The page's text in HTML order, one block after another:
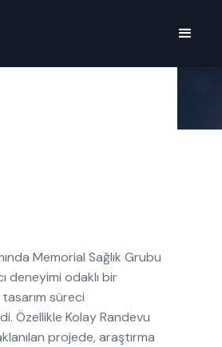
Web Sitesi
Memorial Sağlık Grubu
deneyimi odaklı bir
süreci
Özellikle Kolay Randevu
projede, araştırma